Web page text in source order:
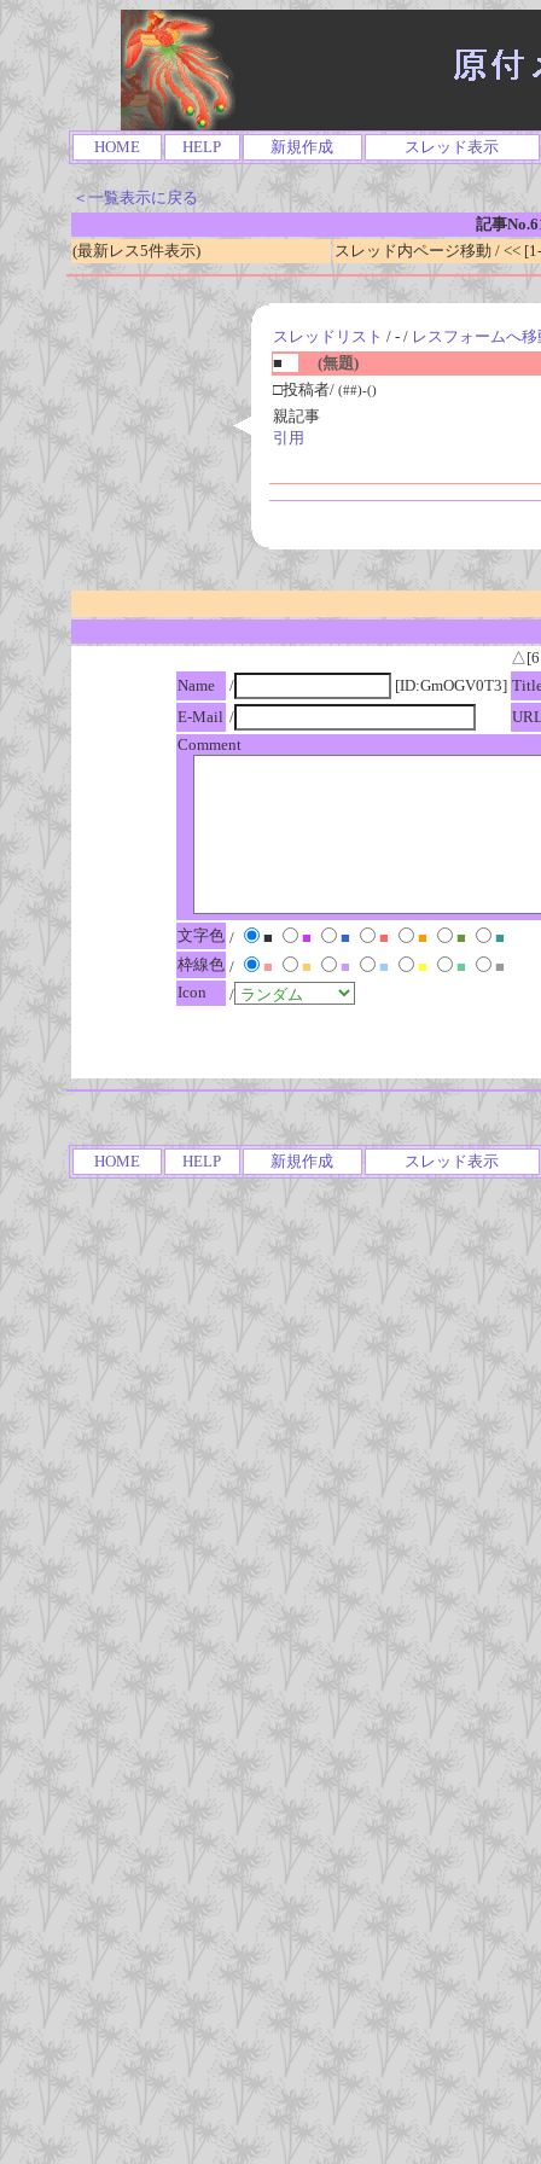
HOME HELP 新規作成 スレッド表示
＜一覧表示に戻る
記事
(最新レス5件表示)
スレッド内ページ移動 / <<
スレッドリスト / - / レスフォームへ移
■
(無題)
□投稿者/ (##)-()
親記事
引用
Name
/ [ID:GmOGV0T3]
E-Mail /
Comment
文字色 / ■ ■ ■ ■ ■ ■
■
枠線色 / ■ ■ ■ ■ ■ ■
■
Icon
/
HOME HELP 新規作成 スレッド表示